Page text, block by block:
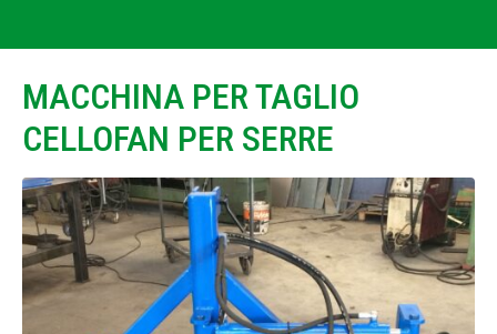
MACCHINA PER TAGLIO
CELLOFAN PER SERRE